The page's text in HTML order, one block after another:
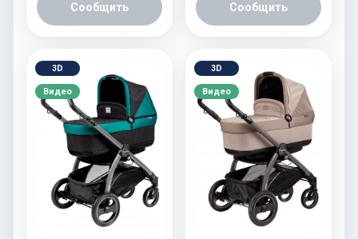
Сообщить Сообщить
3D
Видео
3D
Видео